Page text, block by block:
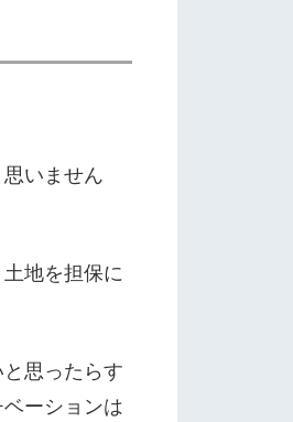
いません
地を担保に
思ったらす
ーションは